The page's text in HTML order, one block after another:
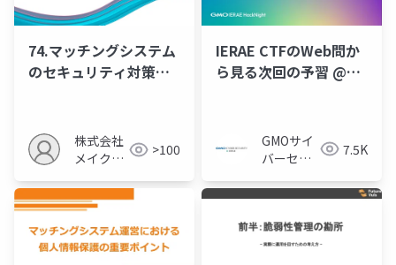
74.マッチングシステム
のセキュリティ対策と
株式会社
メイクア
>100
IERAE CTFのWeb問か
ら見る次回の予習 @
セキュリティ編」
GMOサイ
バーセキ
byイエラ
社
7.5K